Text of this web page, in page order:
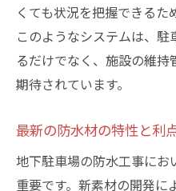
くても状況を把握できるた
このようなシステムは、
るだけでなく、施設の維
期待されています。
最新の防水材の特性と利
地下駐車場の防水工事にお
重要です。新素材の開発に